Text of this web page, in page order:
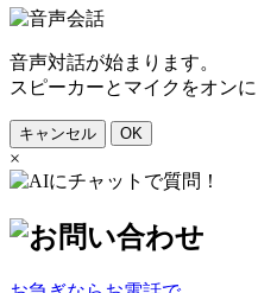
音声対話が始まります。
スピーカーとマイクをオン
キャンセル OK
×